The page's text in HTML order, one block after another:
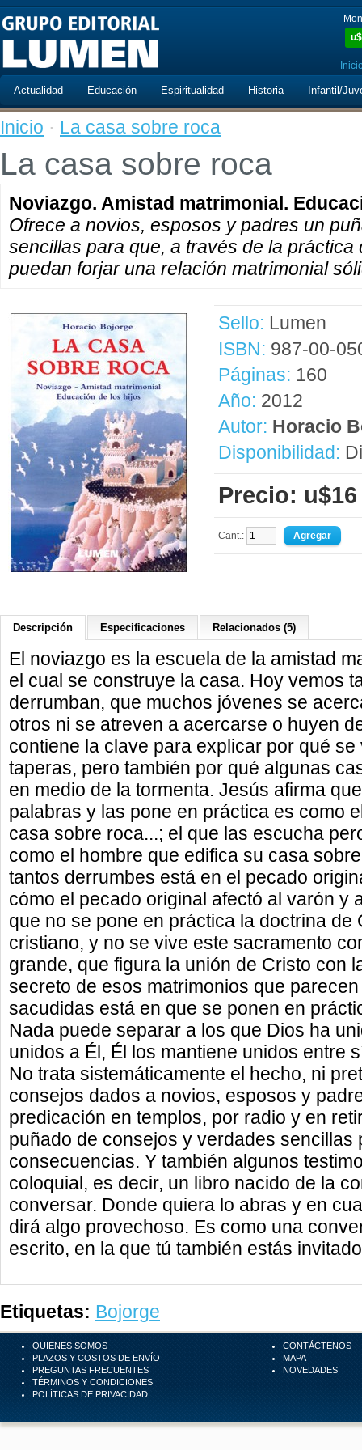
u$
Actualidad Educación Espiritualidad Historia Infantil/
Inicio · La casa sobre roca
La casa sobre roca
Noviazgo. Amistad matrimonial.
Ofrece a novios, esposos y padres un
sencillas para que, a través de la práctica
puedan forjar una relación matrimonial
Sello: Lumen
ISBN: 987-00-
Páginas: 160
Año: 2012
Autor: Horacio
Disponibilidad:
Precio: u$16
Cant.:
Descripción Especificaciones Relacionados (5)
El noviazgo es la escuela de la amistad
el cual se construye la casa. Hoy vemos
derrumban, que muchos jóvenes se
otros ni se atreven a acercarse o huyen
contiene la clave para explicar por qué
taperas, pero también por qué algunas
en medio de la tormenta. Jesús afirma
palabras y las pone en práctica es como
casa sobre roca...; el que las escucha
como el hombre que edifica su casa
tantos derrumbes está en el pecado
cómo el pecado original afectó al varón y
que no se pone en práctica la doctrina de
cristiano, y no se vive este sacramento
grande, que figura la unión de Cristo con
secreto de esos matrimonios que
sacudidas está en que se ponen en
Nada puede separar a los que Dios ha
unidos a Él, Él los mantiene unidos entre
No trata sistemáticamente el hecho, ni
consejos dados a novios, esposos y
predicación en templos, por radio y en
puñado de consejos y verdades sencillas
consecuencias. Y también algunos
coloquial, es decir, un libro nacido de la
conversar. Donde quiera lo abras y en
dirá algo provechoso. Es como una
escrito, en la que tú también estás
Etiquetas: Bojorge
QUIENES SOMOS
PLAZOS Y COSTOS DE ENVÍO
PREGUNTAS FRECUENTES
TÉRMINOS Y CONDICIONES
POLÍTICAS DE PRIVACIDAD
CONTÁCTENOS
MAPA
NOVEDADES